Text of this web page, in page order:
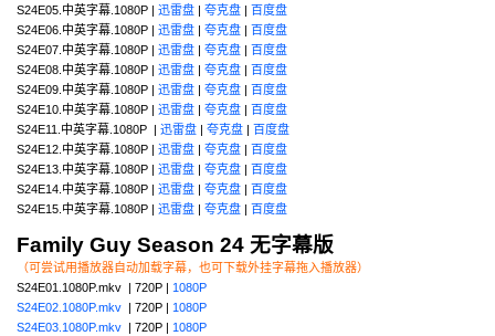
S24E05.中英字幕.1080P | 迅雷盘 | 夸克盘 | 百度盘
S24E06.中英字幕.1080P | 迅雷盘 | 夸克盘 | 百度盘
S24E07.中英字幕.1080P | 迅雷盘 | 夸克盘 | 百度盘
S24E08.中英字幕.1080P | 迅雷盘 | 夸克盘 | 百度盘
S24E09.中英字幕.1080P | 迅雷盘 | 夸克盘 | 百度盘
S24E10.中英字幕.1080P | 迅雷盘 | 夸克盘 | 百度盘
S24E11.中英字幕.1080P | 迅雷盘 | 夸克盘 | 百度盘
S24E12.中英字幕.1080P | 迅雷盘 | 夸克盘 | 百度盘
S24E13.中英字幕.1080P | 迅雷盘 | 夸克盘 | 百度盘
S24E14.中英字幕.1080P | 迅雷盘 | 夸克盘 | 百度盘
S24E15.中英字幕.1080P | 迅雷盘 | 夸克盘 | 百度盘
Family Guy Season 24 无字幕版
（可尝试用播放器自动加载字幕，也可下载外挂字幕拖入播放器）
S24E01.1080P.mkv | 720P | 1080P
S24E02.1080P.mkv | 720P | 1080P
S24E03.1080P.mkv | 720P | 1080P